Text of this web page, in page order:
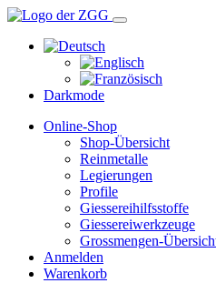
Darkmode
Online-Shop
Shop-Übersicht
Reinmetalle
Legierungen
Profile
Giessereihilfsstoffe
Giessereiwerkzeuge
Grossmengen-
Anmelden
Warenkorb